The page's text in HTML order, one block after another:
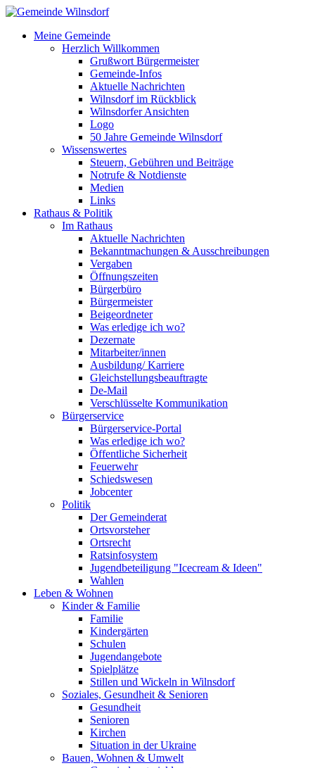
Meine Gemeinde
Herzlich Willkommen
Grußwort Bürgermeister
Gemeinde-Infos
Aktuelle Nachrichten
Wilnsdorf im Rückblick
Wilnsdorfer Ansichten
Logo
50 Jahre Gemeinde Wilnsdorf
Wissenswertes
Steuern, Gebühren und Beiträge
Notrufe & Notdienste
Medien
Links
Rathaus & Politik
Im Rathaus
Aktuelle Nachrichten
Bekanntmachungen & Ausschreibungen
Vergaben
Öffnungszeiten
Bürgerbüro
Bürgermeister
Beigeordneter
Was erledige ich wo?
Dezernate
Mitarbeiter/innen
Ausbildung/ Karriere
Gleichstellungsbeauftragte
De-Mail
Verschlüsselte Kommunikation
Bürgerservice
Bürgerservice-Portal
Was erledige ich wo?
Öffentliche Sicherheit
Feuerwehr
Schiedswesen
Jobcenter
Politik
Der Gemeinderat
Ortsvorsteher
Ortsrecht
Ratsinfosystem
Jugendbeteiligung "Icecream & Ideen"
Wahlen
Leben & Wohnen
Kinder & Familie
Familie
Kindergärten
Schulen
Jugendangebote
Spielplätze
Stillen und Wickeln in Wilnsdorf
Soziales, Gesundheit & Senioren
Gesundheit
Senioren
Kirchen
Situation in der Ukraine
Bauen, Wohnen & Umwelt